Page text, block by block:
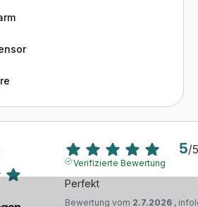
5/5
Verifizierte Bewertung
Perfekt
Bewertung vom 2.7.2026 ,